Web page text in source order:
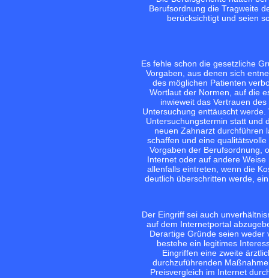
Berufsordnung die Tragweite
berücksichtigt und seien
Es fehle schon die gesetzliche
Vorgaben, aus denen sich
des möglichen Patienten
Wortlaut der Normen, auf die
inwieweit das Vertrauen
Untersuchung enttäuscht
Untersuchungstermin statt und
neuen Zahnarzt durchführen
schaffen und eine
Vorgaben der Berufsordnung,
Internet oder auf andere
allenfalls eintreten, wenn die
deutlich überschritten werde,
Der Eingriff sei auch
auf dem Internetportal
Derartige Gründe seien
bestehe ein legitimes
Eingriffen eine zweite
durchzuführenden
Preisvergleich im Internet